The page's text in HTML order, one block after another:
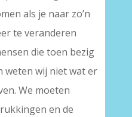
als je naar zo’n
te veranderen
die toen bezig
weten wij niet wat er
We moeten
en de